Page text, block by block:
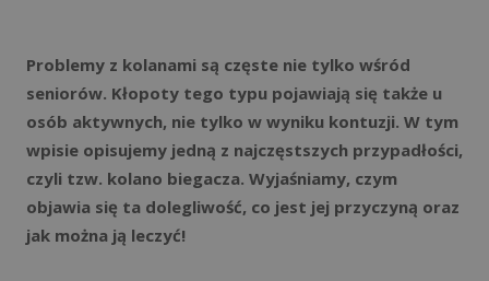
Problemy z kolanami są częste nie tylko wśród
seniorów. Kłopoty tego typu pojawiają się także u
osób aktywnych, nie tylko w wyniku kontuzji. W tym
wpisie opisujemy jedną z najczęstszych przypadłości,
czyli tzw. kolano biegacza. Wyjaśniamy, czym
objawia się ta dolegliwość, co jest jej przyczyną oraz
jak można ją leczyć!